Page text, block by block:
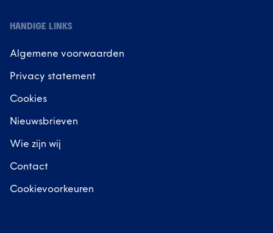
HANDIGE LINKS
Algemene voorwaarden
Privacy statement
Cookies
Nieuwsbrieven
Wie zijn wij
Contact
Cookievoorkeuren